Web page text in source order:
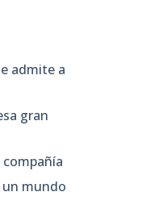
admite a
gran
un mundo